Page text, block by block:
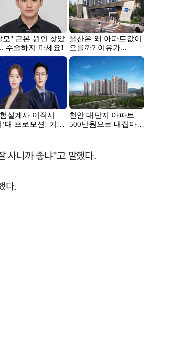
사니까 좋냐"고 말했다.
다.